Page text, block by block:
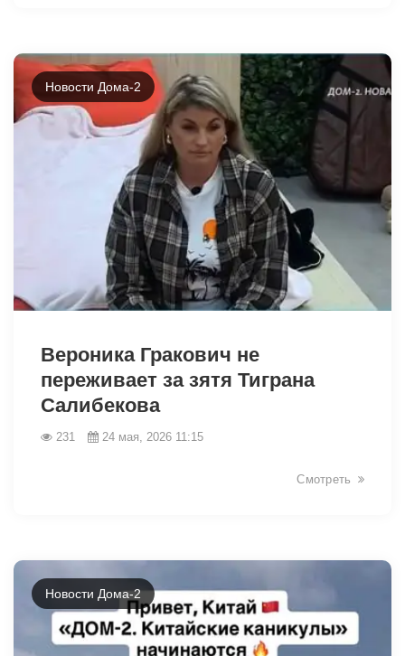
42458
Новости Дома-2
Вероника Гракович не
переживает за зятя Тиграна
Салибекова
231 24 мая, 2026 11:15
Смотреть
Новости Дома-2